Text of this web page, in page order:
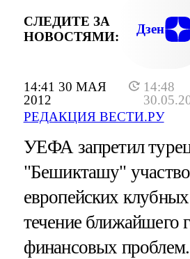
14:41 30 МАЯ
2012
14:48
РЕДАКЦИЯ ВЕСТИ.РУ
ДОРОГИХ
ФУТБОЛА ЧЕТЫРЕ
ПЯТИ
СЛЕДИТЕ ЗА
НОВОСТЯМИ:
Дзен
УЕФА запретил
"Бешикташу"
европейских
течение ближайшего
финансовых проблем.